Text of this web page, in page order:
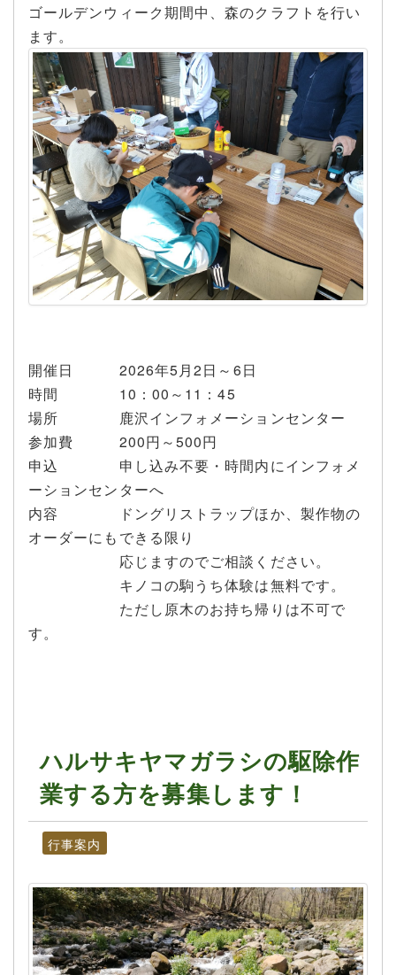
ゴールデンウィーク期間中、森のクラフトを行い
ます。
開催日 2026年5月2日～6日
時間 10：00～11：45
場所 鹿沢インフォメーションセンター
参加費 200円～500円
申込 申し込み不要・時間内にインフォメ
ーションセンターへ
内容 ドングリストラップほか、製作物の
オーダーにもできる限り
応じますのでご相談ください。
キノコの駒うち体験は無料です。
ただし原木のお持ち帰りは不可で
す。
ハルサキヤマガラシの駆除作
業する方を募集します！
行事案内